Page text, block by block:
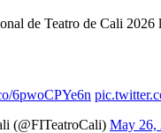
de Teatro de Cali 2026
6pwoCPYe6n
(@FITeatroCali) May 26,